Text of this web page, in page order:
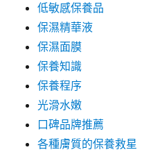
低敏感保養品
保濕精華液
保濕面膜
保養知識
保養程序
光滑水嫩
口碑品牌推薦
各種膚質的保養救星